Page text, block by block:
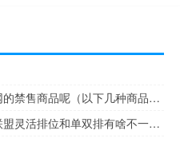
以下几种商品中哪个不是淘宝网的禁售商品呢（以下几种商品中哪个不是淘宝网的禁售商品）
英雄联盟双排段位限制（英雄联盟灵活排位和单双排有啥不一样）